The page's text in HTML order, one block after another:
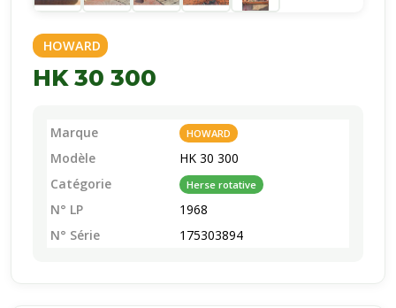
HOWARD
HK 30 300
Marque HOWARD
Modèle
HK 30 300
Catégorie
Herse rotative
N° LP
1968
N° Série
175303894